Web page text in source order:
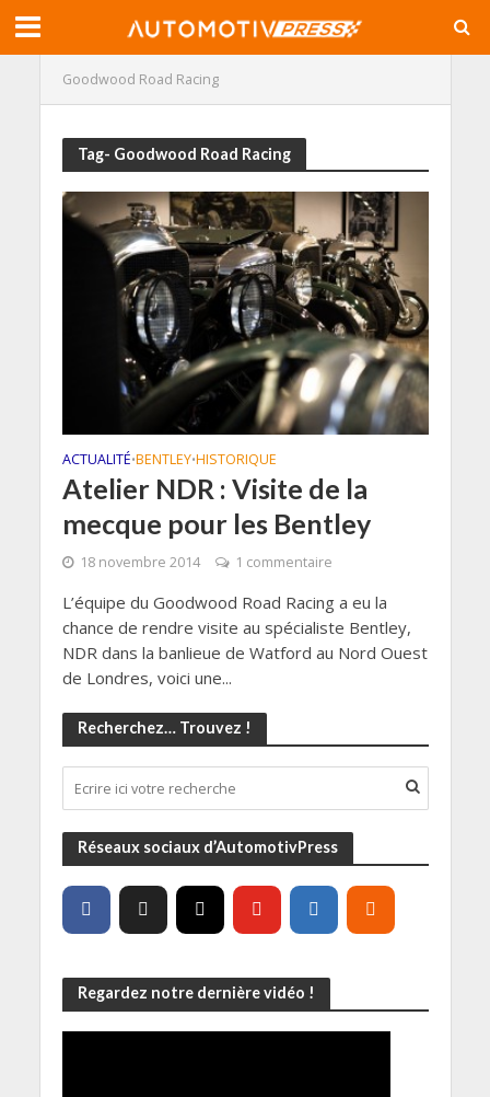
Goodwood Road Racing
Tag- Goodwood Road Racing
ACTUALITÉ•BENTLEY•HISTORIQUE
Atelier NDR : Visite de la
mecque pour les Bentley
18 novembre 2014 1 commentaire
L’équipe du Goodwood Road Racing a eu la
chance de rendre visite au spécialiste Bentley,
NDR dans la banlieue de Watford au Nord Ouest
de Londres, voici une...
Recherchez… Trouvez !
Réseaux sociaux d’AutomotivPress
Regardez notre dernière vidéo !